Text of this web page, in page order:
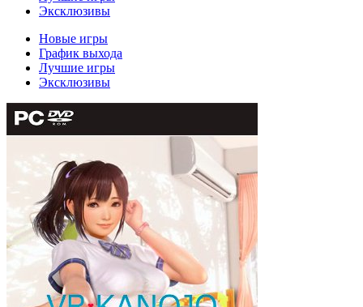
Эксклюзивы
Новые игры
График выхода
Лучшие игры
Эксклюзивы